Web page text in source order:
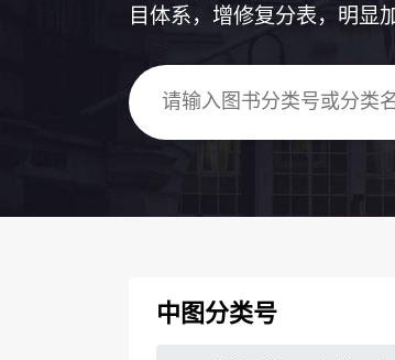
目体系，增修复分表，明显
中图分类号